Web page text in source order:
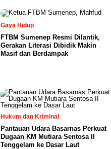
Gaya Hidup
FTBM Sumenep Resmi Dilantik,
Gerakan Literasi Dibidik Makin
Masif dan Berdampak
Hukum dan Kriminal
Pantauan Udara Basarnas Perkuat
Dugaan KM Mutiara Sentosa II
Tenggelam ke Dasar Laut